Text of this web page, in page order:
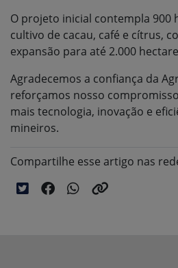
O projeto inicial contempla 900
cultivo de cacau, café e cítrus,
expansão para até 2.000
Agradecemos a confiança da
reforçamos nosso
mais tecnologia, inovação e
mineiros.
Compartilhe esse artigo nas